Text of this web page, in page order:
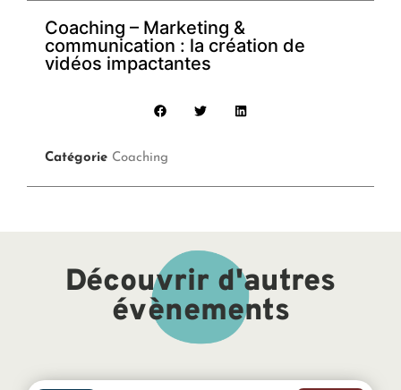
Coaching – Marketing &
communication : la création de
vidéos impactantes
Catégorie Coaching
Découvrir d'autres
évènements